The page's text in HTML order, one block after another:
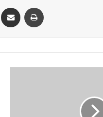
Messenger
Share via Email